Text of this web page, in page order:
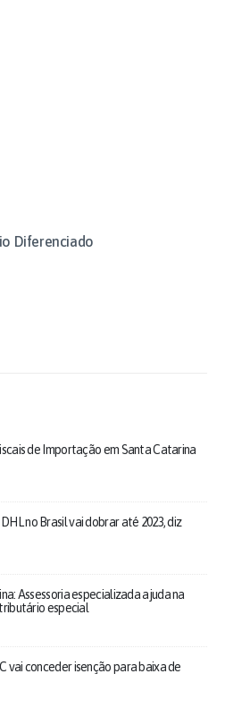
Diferenciado
de Importação em Santa Catarina
no Brasil vai dobrar até 2023, diz
Assessoria especializada ajuda na
especial
vai conceder isenção para baixa de